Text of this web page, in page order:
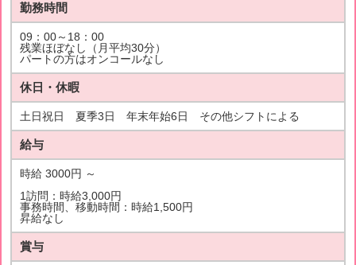
勤務時間
09：00～18：00
残業ほぼなし（月平均30分）
パートの方はオンコールなし
休日・休暇
土日祝日 夏季3日 年末年始6日 その他シフトによる
給与
時給 3000円 ～
1訪問：時給3,000円
事務時間、移動時間：時給1,500円
昇給なし
賞与